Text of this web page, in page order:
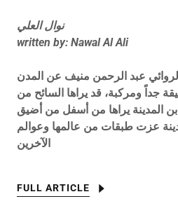
نوال العلي
written by: Nawal Al Ali
عبد الرحمن منيف عن المدن
جداً ومركبة، قد يراها السائح من
المدينة يراها من أسفل من أضيق
عزت طبقات من عالمها وعوالم
الآخرين
FULL ARTICLE